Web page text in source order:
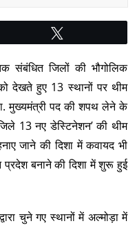
संबंधित जिलों की भौगोलिक
देखते हुए 13 स्थानों पर थीम
मुख्यमंत्री पद की शपथ लेने के
13 नए डेस्टिनेशन’ की थीम
जाने की दिशा में कवायद भी
बनाने की दिशा में शुरू हुई
चुने गए स्थानों में अल्मोड़ा में